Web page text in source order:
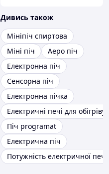
Дивись також
Мініпіч спиртова
Міні піч
Аеро піч
Електронна піч
Сенсорна піч
Електронна пічка
Електричні печі для обігріву
Піч programat
Електрична піч
Потужність електричної печі